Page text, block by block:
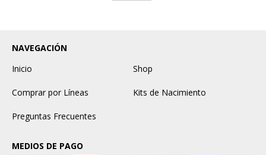
NAVEGACIÓN
Inicio
Shop
Comprar por Líneas Kits de Nacimiento
Preguntas Frecuentes
MEDIOS DE PAGO